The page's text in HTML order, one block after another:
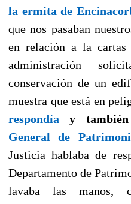
la ermita de
que nos pasaban
en relación a la
administración
conservación de un
muestra que está en
respondía y
General de
Justicia hablaba de
Departamento de
lavaba las manos,